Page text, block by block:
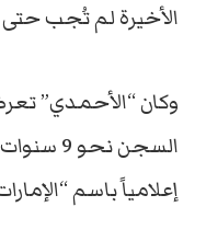
الأخيرة لم تُجب
وكان “الأحمدي”
السجن
إعلامياً باسم “الإمارات